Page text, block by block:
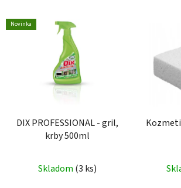
Novinka
DIX PROFESSIONAL - gril,
krby 500ml
Skladom (3 ks)